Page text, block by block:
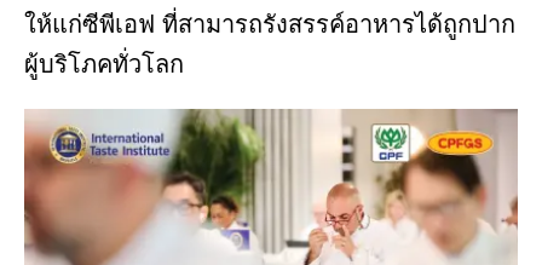
ให้แก่ซีพีเอฟ ที่สามารถรังสรรค์อาหารได้ถูกปาก
ผู้บริโภคทั่วโลก